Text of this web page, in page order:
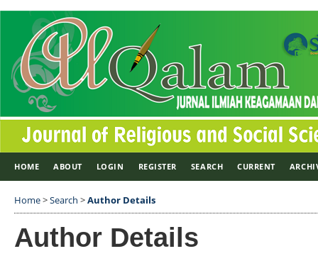
HOME ABOUT LOGIN REGISTER SEARCH CURRENT
Home>Search >Author Details
Author Details